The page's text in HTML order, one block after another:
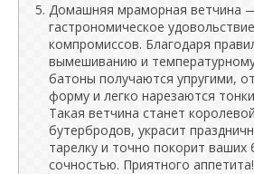
Домашняя мраморная ветчина
гастрономическое
компромиссов. Благодаря
вымешиванию и
батоны получаются упругими,
форму и легко нарезаются
Такая ветчина станет
бутербродов, украсит
тарелку и точно покорит ваших
сочностью. Приятного аппетита!